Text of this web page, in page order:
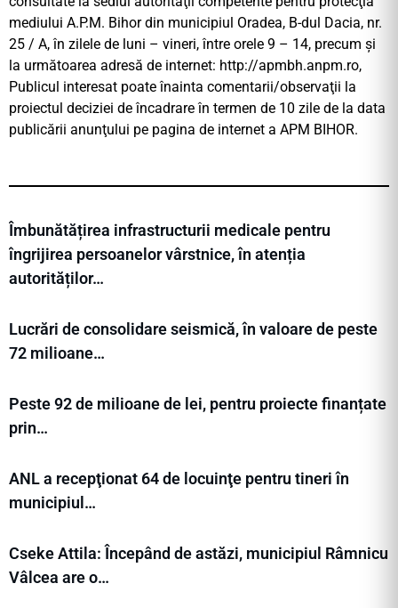
mediului A.P.M. Bihor din municipiul Oradea, B-dul Dacia, nr.
25 / A, în zilele de luni – vineri, între orele 9 – 14, precum şi
la următoarea adresă de internet: http://apmbh.anpm.ro,
Publicul interesat poate înainta comentarii/observaţii la
proiectul deciziei de încadrare în termen de 10 zile de la data
publicării anunţului pe pagina de internet a APM BIHOR.
Îmbunătățirea infrastructurii medicale pentru
îngrijirea persoanelor vârstnice, în atenția
autorităților…
Lucrări de consolidare seismică, în valoare de peste
72 milioane…
Peste 92 de milioane de lei, pentru proiecte finanțate
prin…
ANL a recepţionat 64 de locuinţe pentru tineri în
municipiul…
Cseke Attila: Începând de astăzi, municipiul Râmnicu
Vâlcea are o…